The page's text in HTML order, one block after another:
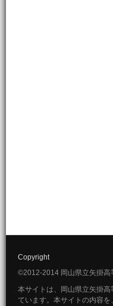
Copyright
©2012-2014 岡山県立矢掛高
本サイトは、岡山県立矢掛
ています。本サイトの内容